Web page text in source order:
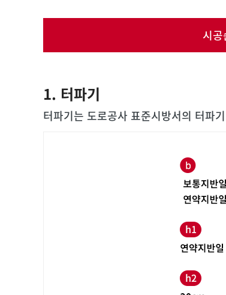
시공
1. 터파기
터파기는 도로공사 표준시방서의 터파